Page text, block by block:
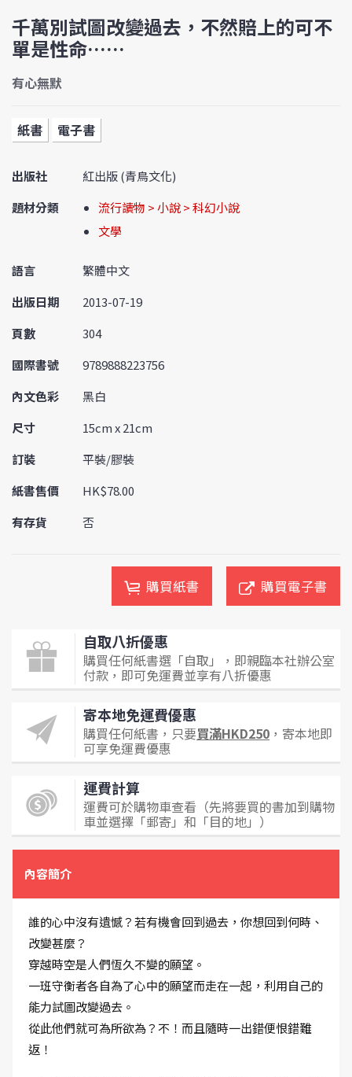
千萬別試圖改變過去，不然賠上的可不
單是性命……
有心無默
紙書 電子書
出版社
紅出版 (青鳥文化)
題材分類
流行讀物 > 小說 > 科幻小說
文學
語言
繁體中文
出版日期
2013-07-19
頁數
304
國際書號
9789888223756
內文色彩
黑白
尺寸
15cm x 21cm
訂裝
平裝/膠裝
紙書售價
HK$78.00
有存貨
否
購買紙書 購買電子書
自取八折優惠
購買任何紙書選「自取」，即親臨本社辦公室
付款，即可免運費並享有八折優惠
寄本地免運費優惠
購買任何紙書，只要買滿HKD250 ，寄本地即
可享免運費優惠
運費計算
運費可於購物車查看（先將要買的書加到購物
車並選擇「郵寄」和「目的地」）
內容簡介
誰的心中沒有遺憾？若有機會回到過去，你想回到何時、
改變甚麼？
穿越時空是人們恆久不變的願望。
一班守衡者各自為了心中的願望而走在一起，利用自己的
能力試圖改變過去。
從此他們就可為所欲為？不！而且隨時一出錯便恨錯難
返！